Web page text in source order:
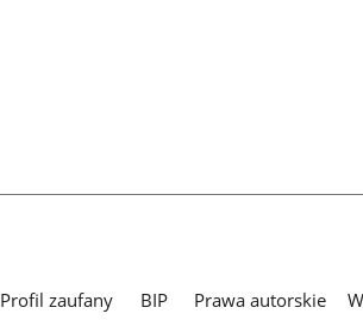
Profil zaufany BIP Prawa autorskie